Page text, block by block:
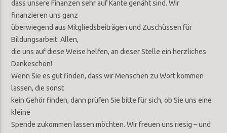
dass unsere Finanzen sehr auf Kante genäht sind. Wir
finanzieren uns ganz
überwiegend aus Mitgliedsbeiträgen und Zuschüssen für
Bildungsarbeit. Allen,
die uns auf diese Weise helfen, an dieser Stelle ein herzliches
Dankeschön!
Wenn Sie es gut finden, dass wir Menschen zu Wort kommen
lassen, die sonst
kein Gehör finden, dann prüfen Sie bitte für sich, ob Sie uns eine
kleine
Spende zukommen lassen möchten. Wir freuen uns riesig – und